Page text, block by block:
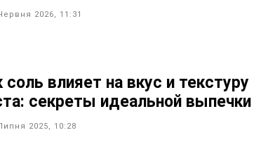
2026, 11:31
соль влияет на вкус и текстуру
секреты идеальной выпечки
2025, 10:28